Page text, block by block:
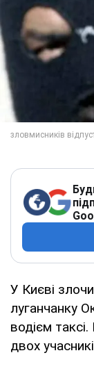
У Києві
луганчанку
водієм
двох